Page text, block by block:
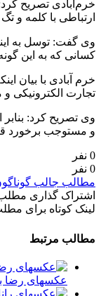
خرم‌آبادی تصریح
ارتباطی با کلمه و
وی گفت: توسل به
کسانی که به این
تجارت الکترونیکی و ماده 13 قانون جرایم رایانه ای تحصیل متقلبانه و غیرمجاز مال، منفعت، خدمات و امتیازات مالی از طریق سامانه های رایانه ای را تحت عنوان
وی تصریح کرد:
و مستوجب برخورد
0 نفر
0 نفر
مطالب جالب
اشتراک گذاری
لینک کوتاه برای
مطالب مرتبط
عکسهای رضا